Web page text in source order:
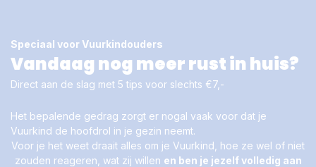
Speciaal voor Vuurkindouders
Vandaag nog meer rust in huis?​
Direct aan de slag met 5 tips​ voor slechts €7,-
Het bepalende gedrag zorgt er nogal vaak voor dat je
Vuurkind de hoofdrol in je gezin neemt.
Voor je het weet draait alles om je Vuurkind, hoe ze wel of niet
zouden reageren, wat zij willen en ben je jezelf volledig aan